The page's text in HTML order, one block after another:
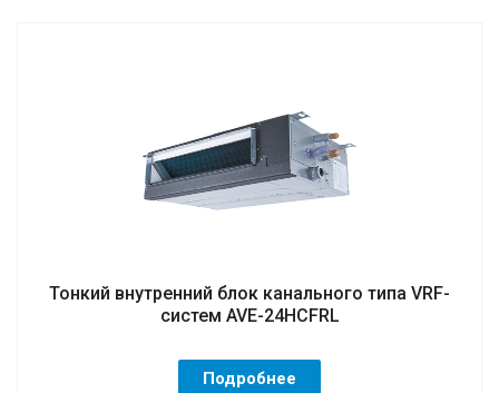
Тонкий внутренний блок канального типа VRF-
систем AVE-24HCFRL
Подробнее